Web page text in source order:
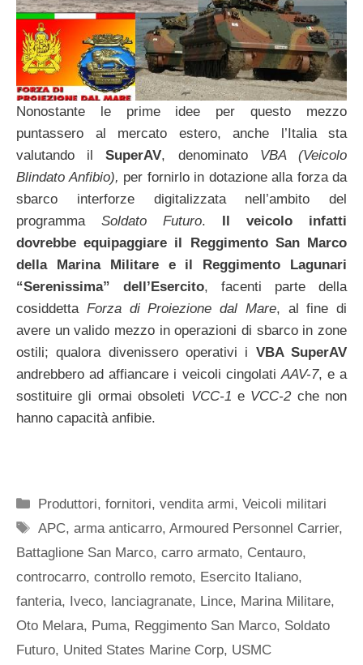
Nonostante le prime idee per questo mezzo
puntassero al mercato estero, anche l’Italia sta
valutando ilSuperAV, denominato VBA (Veicolo
Blindato Anfibio), per fornirlo in dotazione alla forza da
sbarco interforze digitalizzata nell’ambito del
programma Soldato Futuro. Il veicolo infatti
dovrebbe equipaggiare il Reggimento San Marco
della Marina Militare e il Reggimento Lagunari
“Serenissima” dell’Esercito, facenti parte della
cosiddetta Forza di Proiezione dal Mare, al fine di
avere un valido mezzo in operazioni di sbarco in zone
ostili; qualora divenissero operativi i VBA SuperAV
andrebbero ad affiancare i veicoli cingolati AAV-7, e a
sostituire gli ormai obsoleti VCC-1 eVCC-2che non
hanno capacità anfibie.
Categorie
Produttori, fornitori, vendita armi,Veicoli militari
Tag
APC,arma anticarro,Armoured Personnel Carrier,
Battaglione San Marco, carro armato, Centauro,
controcarro, controllo remoto, Esercito Italiano,
fanteria, Iveco, lanciagranate, Lince, Marina Militare,
Oto Melara, Puma, Reggimento San Marco, Soldato
Futuro, United States Marine Corp, USMC